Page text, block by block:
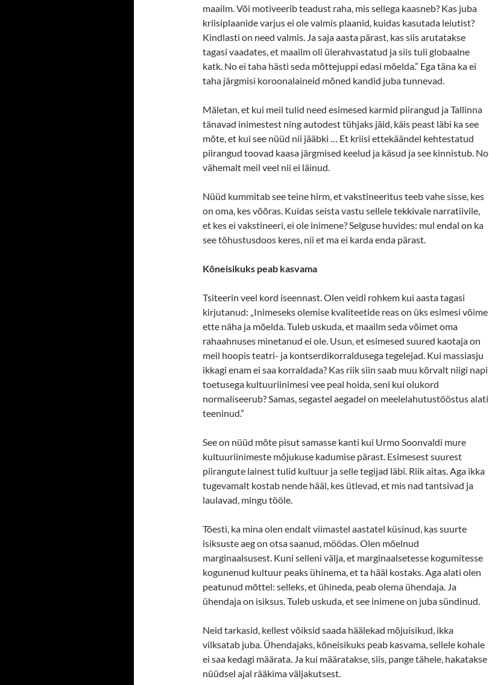
maailm. Või motiveerib teadust raha, mis sellega kaasneb? Kas juba
kriisiplaanide varjus ei ole valmis plaanid, kuidas kasutada leiutist?
Kindlasti on need valmis. Ja saja aasta pärast, kas siis arutatakse
tagasi vaadates, et maailm oli ülerahvastatud ja siis tuli globaalne
katk. No ei taha hästi seda mõttejuppi edasi mõelda.” Ega täna ka ei
taha järgmisi koroonalaineid mõned kandid juba tunnevad.
Mäletan, et kui meil tulid need esimesed karmid piirangud ja Tallinna
tänavad inimestest ning autodest tühjaks jäid, käis peast läbi ka see
mõte, et kui see nüüd nii jääbki … Et kriisi ettekäändel kehtestatud
piirangud toovad kaasa järgmised keelud ja käsud ja see kinnistub. No
vähemalt meil veel nii ei läinud.
Nüüd kummitab see teine hirm, et vakstineeritus teeb vahe sisse, kes
on oma, kes võõras. Kuidas seista vastu sellele tekkivale narratiivile,
et kes ei vakstineeri, ei ole inimene? Selguse huvides: mul endal on ka
see tõhustusdoos keres, nii et ma ei karda enda pärast.
Kõneisikuks peab kasvama
Tsiteerin veel kord iseennast. Olen veidi rohkem kui aasta tagasi
kirjutanud: „Inimeseks olemise kvaliteetide reas on üks esimesi võime
ette näha ja mõelda. Tuleb uskuda, et maailm seda võimet oma
rahaahnuses minetanud ei ole. Usun, et esimesed suured kaotaja on
meil hoopis teatri- ja kontserdikorraldusega tegelejad. Kui massiasju
ikkagi enam ei saa korraldada? Kas riik siin saab muu kõrvalt niigi napi
toetusega kultuuriinimesi vee peal hoida, seni kui olukord
normaliseerub? Samas, segastel aegadel on meelelahutustööstus alati
teeninud.”
See on nüüd mõte pisut samasse kanti kui Urmo Soonvaldi mure
kultuuriinimeste mõjukuse kadumise pärast. Esimesest suurest
piirangute lainest tulid kultuur ja selle tegijad läbi. Riik aitas. Aga ikka
tugevamalt kostab nende hääl, kes ütlevad, et mis nad tantsivad ja
laulavad, mingu tööle.
Tõesti, ka mina olen endalt viimastel aastatel küsinud, kas suurte
isiksuste aeg on otsa saanud, möödas. Olen mõelnud
marginaalsusest. Kuni selleni välja, et marginaalsetesse kogumitesse
kogunenud kultuur peaks ühinema, et ta hääl kostaks. Aga alati olen
peatunud mõttel: selleks, et ühineda, peab olema ühendaja. Ja
ühendaja on isiksus. Tuleb uskuda, et see inimene on juba sündinud.
Neid tarkasid, kellest võiksid saada häälekad mõjuisikud, ikka
vilksatab juba. Ühendajaks, kõneisikuks peab kasvama, sellele kohale
ei saa kedagi määrata. Ja kui määratakse, siis, pange tähele, hakatakse
nüüdsel ajal rääkima väljakutsest.